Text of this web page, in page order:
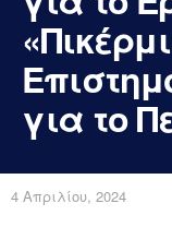
για το
4 Απριλίου, 2024